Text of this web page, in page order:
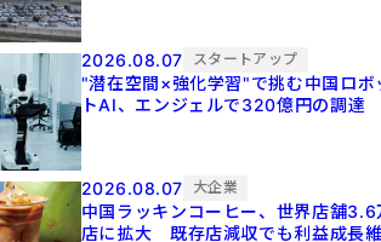
2026.08.07 スタートアップ
"潜在空間×強化学習"で挑む中国ロボ
トAI、エンジェルで320億円の調達
2026.08.07 大企業
中国ラッキンコーヒー、世界店舗3.6
店に拡大 既存店減収でも利益成長